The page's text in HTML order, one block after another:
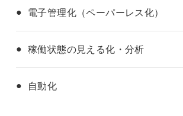
電子管理化（ペーパーレス化）
稼働状態の見える化・分析
自動化